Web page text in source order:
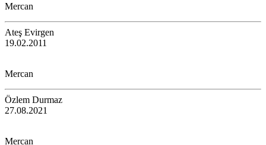
Mercan
Ateş Evirgen
19.02.2011
Mercan
Özlem Durmaz
27.08.2021
Mercan